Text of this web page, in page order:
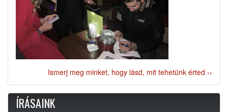
Ismerj meg minket, hogy lásd, mit tehetünk érted ››
ÍRÁSAINK